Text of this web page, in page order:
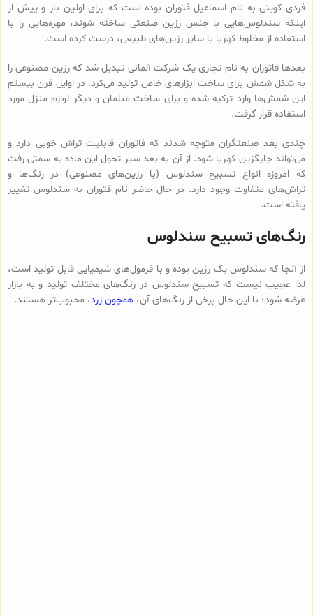
فردی کویتی به نام اسماعیل فتوران بوده است که برای اولین بار و پیش از
اینکه سندلوس‌هایی با جنس رزین صنعتی ساخته شوند، مهره‌هایی را با
استفاده از مخلوط کهربا با سایر رزین‌های طبیعی، درست کرده است.
بعدها فاتوران به نام تجاری یک شرکت آلمانی تبدیل شد که رزین مصنوعی را
به شکل شمش برای ساخت ابزارهای خاص تولید می‌کرد. در اوایل قرن بیستم
این شمش‌ها وارد ترکیه شده و برای ساخت مبلمان و دیگر لوازم منزل مورد
استفاده قرار گرفت.
چندی بعد صنعتگران متوجه شدند که فاتوران قابلیت تراش خوبی دارد و
می‌تواند جایگزین کهربا شود. از آن به بعد سیر تحول این ماده به سمتی رفت
که امروزه انواع تسبیح‌ سندلوس (با رزین‌های مصنوعی) در رنگ‌ها و
تراش‌های متفاوت وجود دارد. در حال حاضر نام فتوران به سندلوس تغییر
یافته است.
رنگ‌های تسبیح سندلوس
از آنجا که سندلوس یک رزین بوده و با فرمول‌های شیمیایی قابل تولید است،
لذا عجیب نیست که تسبیح سندلوس در رنگ‌های مختلف تولید و به بازار
عرضه شود؛ با این حال برخی از رنگ‌های آن، همچون زرد، محبوب‌تر هستند.